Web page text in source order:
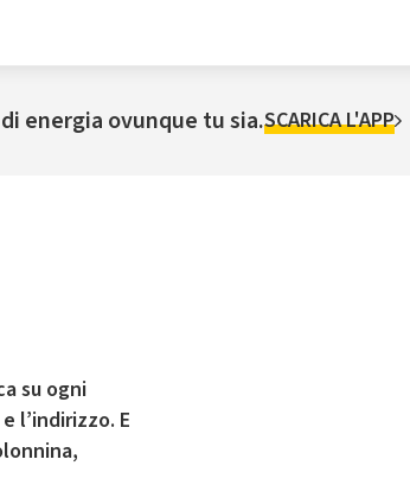
energia ovunque tu sia.SCARICA L'APP
su ogni
l’indirizzo. E